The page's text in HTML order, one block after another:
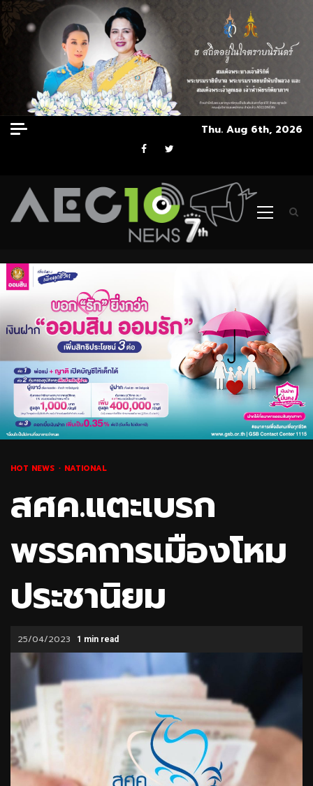
Skip
to
Thu. Aug 6th, 2026
Facebook
Twitter
Primary
HOT NEWS NATIONAL
สศค.แตะเบรก
พรรคการเมืองโหม
ประชานิยม
25/04/2023 1 min read